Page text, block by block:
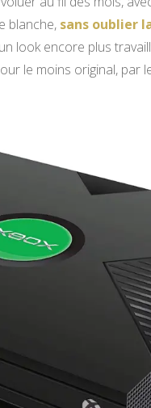
blanche, sans oublier
look encore plus
le moins original, par